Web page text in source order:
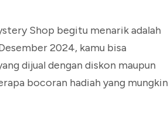
Shop begitu menarik adalah
2024, kamu bisa
dijual dengan diskon maupun
bocoran hadiah yang mungkin